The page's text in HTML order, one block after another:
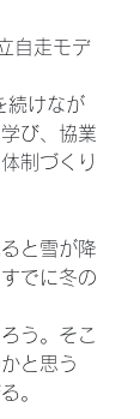
自走モデ
続けなが
び、協業
制づくり
と雪が降
でに冬の
う。そこ
と思う
。